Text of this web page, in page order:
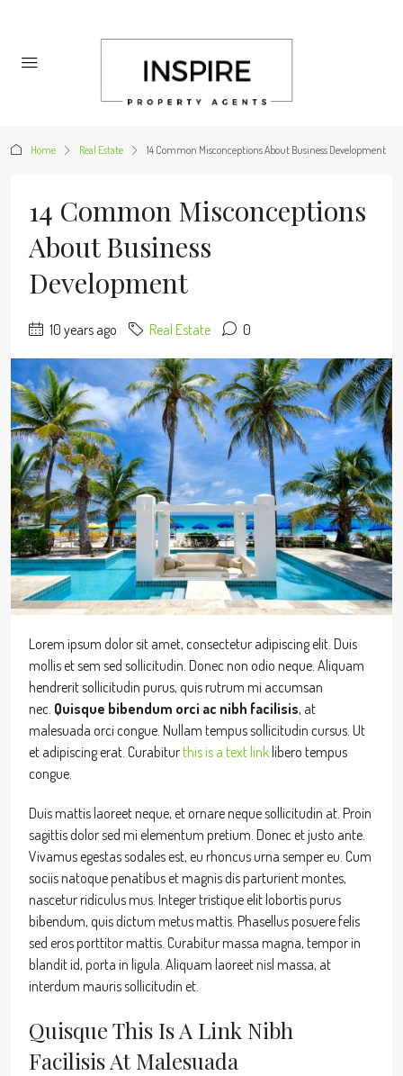
Home Real Estate 14 Common Misconceptions About Business Development
14 Common Misconceptions
About Business
Development
10 years ago Real Estate 0
Lorem ipsum dolor sit amet, consectetur adipiscing elit. Duis
mollis et sem sed sollicitudin. Donec non odio neque. Aliquam
hendrerit sollicitudin purus, quis rutrum mi accumsan
nec. Quisque bibendum orci ac nibh facilisis, at
malesuada orci congue. Nullam tempus sollicitudin cursus. Ut
et adipiscing erat. Curabiturthis is a text linklibero tempus
congue.
Duis mattis laoreet neque, et ornare neque sollicitudin at. Proin
sagittis dolor sed mi elementum pretium. Donec et justo ante.
Vivamus egestas sodales est, eu rhoncus urna semper eu. Cum
sociis natoque penatibus et magnis dis parturient montes,
nascetur ridiculus mus. Integer tristique elit lobortis purus
bibendum, quis dictum metus mattis. Phasellus posuere felis
sed eros porttitor mattis. Curabitur massa magna, tempor in
blandit id, porta in ligula. Aliquam laoreet nisl massa, at
interdum mauris sollicitudin et.
Quisque This Is A Link Nibh
Facilisis At Malesuada